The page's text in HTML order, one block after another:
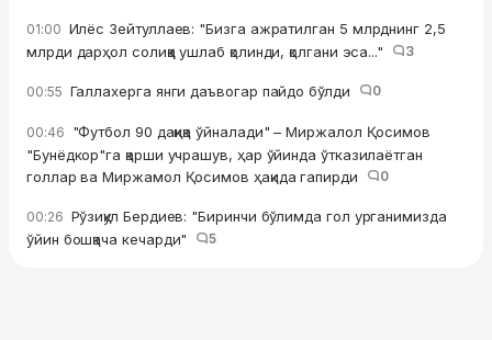
01:00 Илёс Зейтуллаев: "Бизга ажратилган 5 млрднинг 2,5
млрди дарҳол солиққа ушлаб қолинди, қолгани эса..."
3
00:55 Галлахерга янги даъвогар пайдо бўлди 0
00:46 "Футбол 90 дақиқа ўйналади" – Миржалол Қосимов
"Бунёдкор"га қарши учрашув, ҳар ўйинда ўтказилаётган
голлар ва Миржамол Қосимов ҳақида гапирди
0
00:26 Рўзиқул Бердиев: "Биринчи бўлимда гол урганимизда
ўйин бошқача кечарди"
5